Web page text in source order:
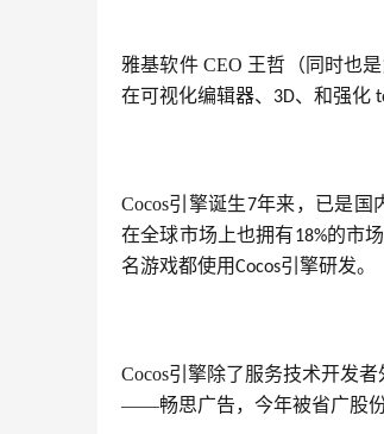
雅基软件 CEO 王哲（同时也
在可视化编辑器、 3D、和强化
Cocos引擎诞生7年来，已是国
在全球市场上也拥有18%的市
名游戏都使用Cocos引擎研发。
Cocos引擎除了服务技术开发
——畅思广告，今年被省广股